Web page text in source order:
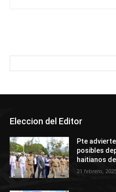
Eleccion del Editor
Pte
posibles
haitianos
21 febrero,